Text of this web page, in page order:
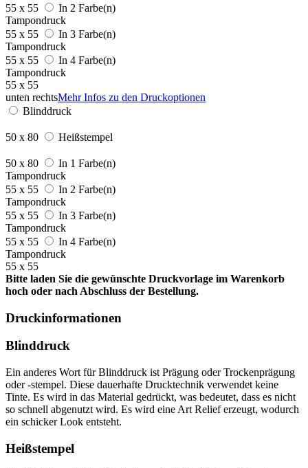
55 x 55
In 2 Farbe(n)
Tampondruck
55 x 55
In 3 Farbe(n)
Tampondruck
55 x 55
In 4 Farbe(n)
Tampondruck
55 x 55
unten rechtsMehr Infos zu den Druckoptionen
Blinddruck
50 x 80 Heißstempel
50 x 80
In 1 Farbe(n)
Tampondruck
55 x 55
In 2 Farbe(n)
Tampondruck
55 x 55
In 3 Farbe(n)
Tampondruck
55 x 55
In 4 Farbe(n)
Tampondruck
55 x 55
Bitte laden Sie die gewünschte Druckvorlage im Warenkorb
hoch oder nach Abschluss der Bestellung.
Druckinformationen
Blinddruck
Ein anderes Wort für Blinddruck ist Prägung oder Trockenprägung
oder -stempel. Diese dauerhafte Drucktechnik verwendet keine
Tinte. Es wird in das Material gedrückt, was bedeutet, dass es nicht
so schnell abgenutzt wird. Es wird eine Art Relief erzeugt, wodurch
ein schicker Look entsteht.
Heißstempel